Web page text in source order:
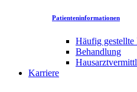
Patienteninformationen
Häufig gestellte
Behandlung
Karriere